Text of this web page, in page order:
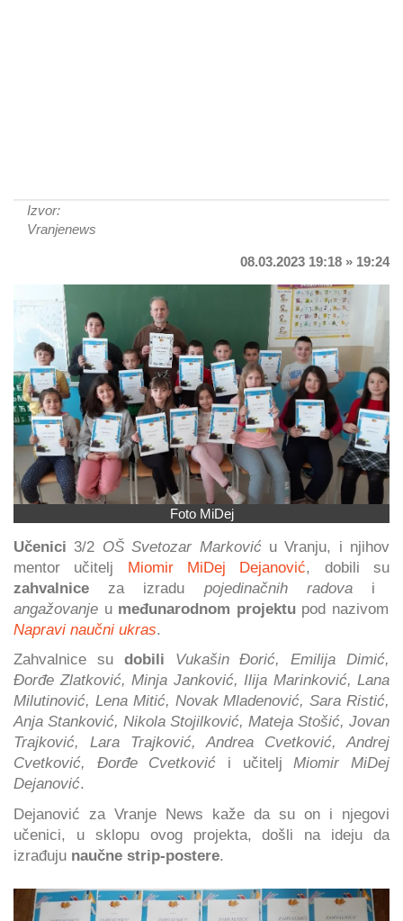
Izvor:
Vranjenews
08.03.2023 19:18 » 19:24
Foto MiDej
Učenici 3/2 OŠ Svetozar Marković u Vranju, i njihov
mentor učitelj Miomir MiDej Dejanović, dobili su
zahvalnice za izradu pojedinačnih radovai
angažovanje u međunarodnom projektupod nazivom
Napravi naučni ukras.
Zahvalnice su dobili
Vukašin Đorić, Emilija Dimić,
Đorđe Zlatković, Minja Janković, Ilija Marinković, Lana
Milutinović, Lena Mitić, Novak Mladenović, Sara Ristić,
Anja Stanković, Nikola Stojilković, Mateja Stošić, Jovan
Trajković, Lara Trajković, Andrea Cvetković, Andrej
Cvetković, Đorđe Cvetković i učiteljMiomir MiDej
Dejanović.
Dejanović za Vranje News kaže da su on i njegovi
učenici, u sklopu ovog projekta, došli na ideju da
izrađuju naučne strip-postere.